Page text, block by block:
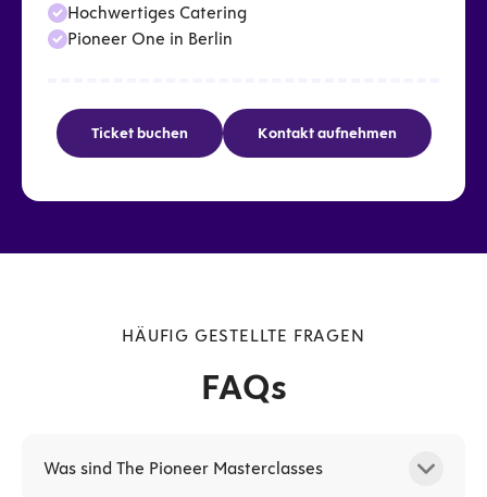
Hochwertiges Catering
Pioneer One in Berlin
Ticket buchen Kontakt aufnehmen
HÄUFIG GESTELLTE FRAGEN
FAQs
Was sind The Pioneer Masterclasses